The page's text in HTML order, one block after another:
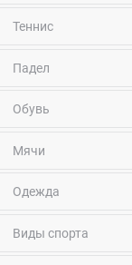
Теннис
Падел
Обувь
Мячи
Одежда
Виды спорта